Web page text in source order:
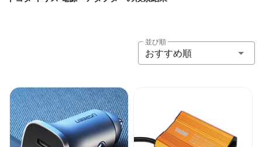
並び順
おすすめ順